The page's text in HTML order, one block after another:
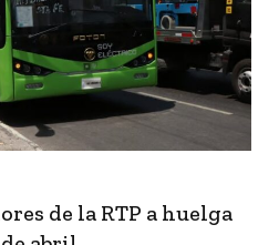
de la RTP a huelga